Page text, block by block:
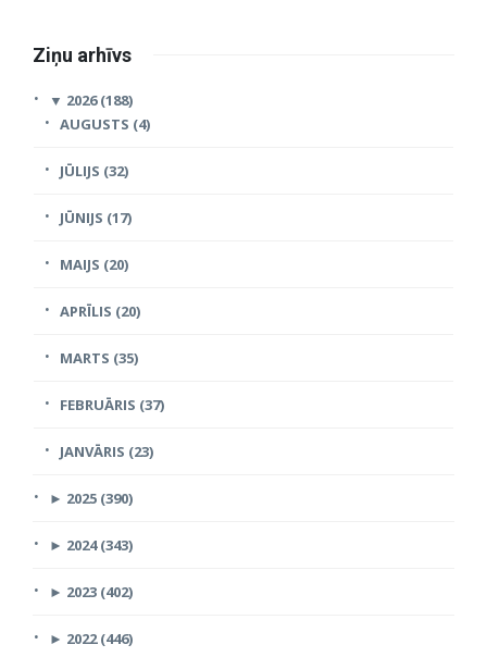
Ziņu arhīvs
▼ 2026 (188)
AUGUSTS (4)
JŪLIJS (32)
JŪNIJS (17)
MAIJS (20)
APRĪLIS (20)
MARTS (35)
FEBRUĀRIS (37)
JANVĀRIS (23)
► 2025 (390)
► 2024 (343)
► 2023 (402)
► 2022 (446)